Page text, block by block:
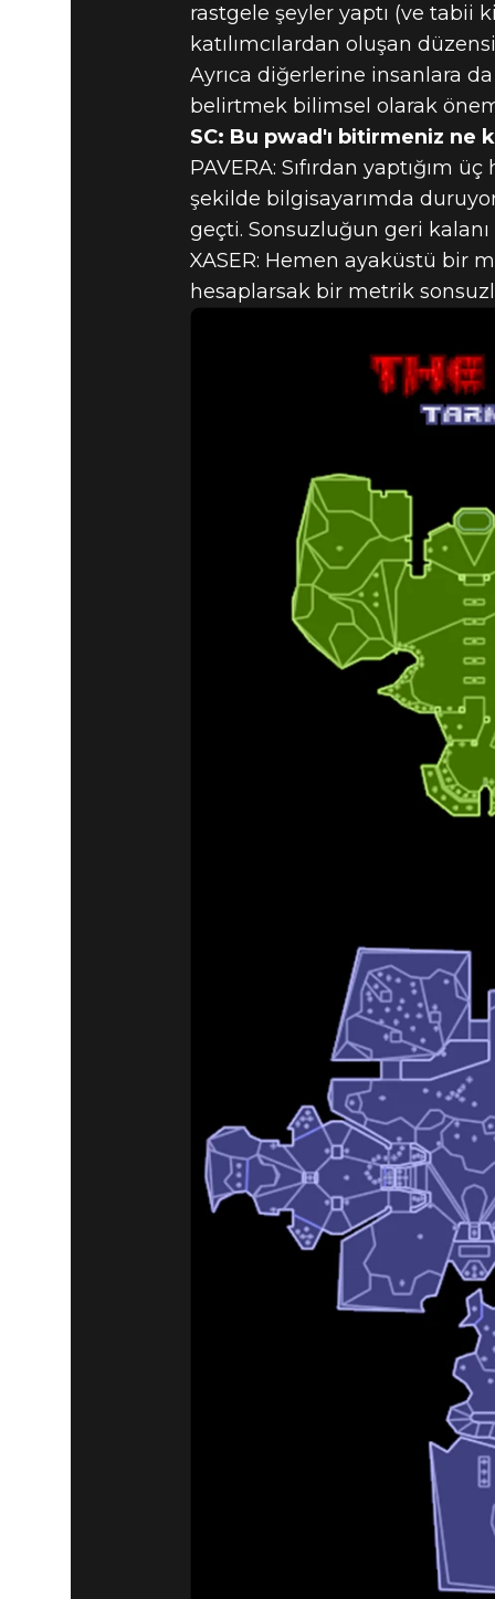
rastgele şeyler yaptı (ve tabii
katılımcılardan oluşan
Ayrıca diğerlerine insanlara
belirtmek bilimsel olarak
SC: Bu pwad'ı bitirmeniz ne
PAVERA: Sıfırdan yaptığım
şekilde bilgisayarımda
geçti. Sonsuzluğun geri
XASER: Hemen ayaküstü bir
hesaplarsak bir metrik